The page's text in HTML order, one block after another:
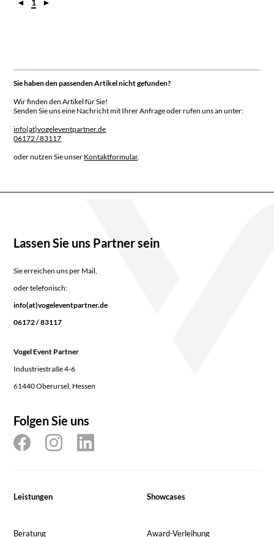
◄ 1 ►
Sie haben den passenden Artikel nicht gefunden?
Wir finden den Artikel für Sie!
Senden Sie uns eine Nachricht mit Ihrer Anfrage oder rufen uns an unter:
info(at)vogeleventpartner.de
06172 / 83117
oder nutzen Sie unser Kontaktformular.
Lassen Sie uns Partner sein
Sie erreichen uns per Mail,
oder telefonisch:
info(at)vogeleventpartner.de
06172 / 83117
Vogel Event Partner
Industriestraße 4-6
61440 Oberursel, Hessen
Folgen Sie uns
Leistungen
Beratung
Showcases
Award-Verleihung